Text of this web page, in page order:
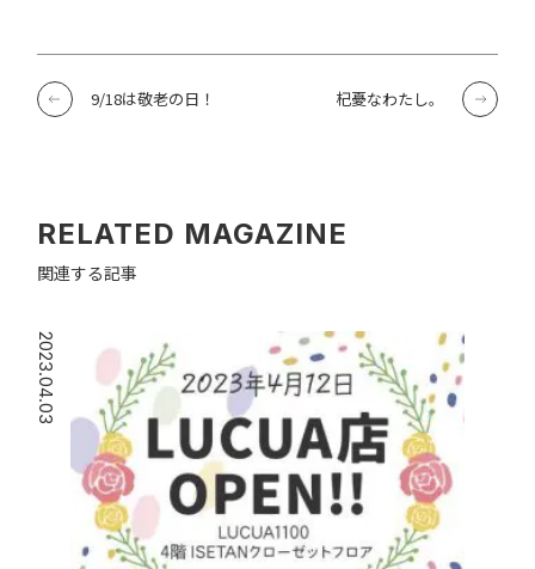
9/18は敬老の日！ 杞憂なわたし。
RELATED MAGAZINE
関連する記事
2023.04.03